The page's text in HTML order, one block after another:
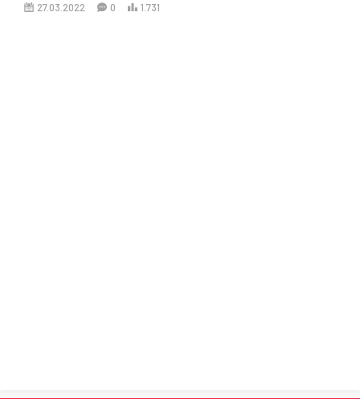
27.03.2022 0 1.731